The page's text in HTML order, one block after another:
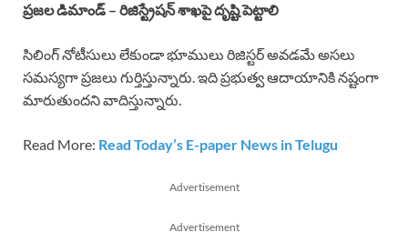
ప్రజల డిమాండ్ – రిజిస్ట్రేషన్ శాఖపై దృష్టి పెట్టాలి
సిలింగ్ నోటీసులు లేకుండా భూములు రిజిస్టర్ అవడమే అసలు
సమస్యగా ప్రజలు గుర్తిస్తున్నారు. ఇది ప్రభుత్వ ఆదాయానికి నష్టంగా
మారుతుందని వాదిస్తున్నారు.
Read More: Read Today’s E-paper News in Telugu
Advertisement
Advertisement